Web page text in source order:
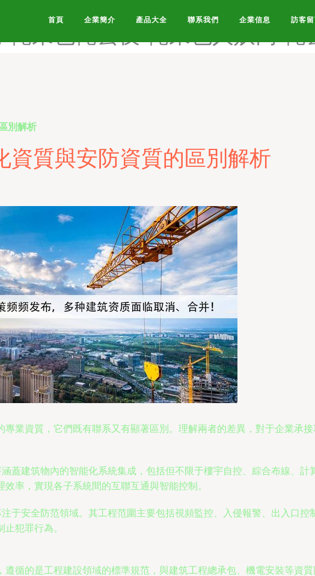
产一区二区-爱福利九九九精
首頁 企業簡介 產品大全 聯系我們 企業信息 訪客
別解析
資質與安防資質的區別解析
業資質，它們既有聯系又有顯著區別。理解兩者的差異，對于企業承接
蓋建筑物內的智能化系統集成，包括但不限于樓宇自控、綜合布線、計
率，實現各子系統間的互聯互通與智能控制。
于安全防范領域。其工程范圍主要包括視頻監控、入侵報警、出入口
犯罪行為。
循的是工程建設領域的標準規范，與建筑工程總承包、機電安裝等資質